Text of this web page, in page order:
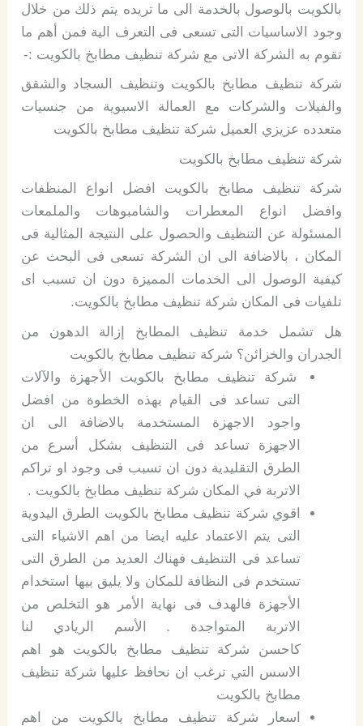
بالكويت بالوصول بالخدمة الى ما تريده يتم ذلك من خلال
وجود الاساسيات التى تسعى فى التعرف الية فمن أهم ما
تقوم به الشركة الاتى مع شركة تنظيف مطابخ بالكويت :-
شركة تنظيف مطابخ بالكويت وتنظيف السجاد والشقق
والفيلات والشركات مع العمالة الاسيوية من جنسيات
متعدده عزيزي العميل شركة تنظيف مطابخ بالكويت
شركة تنظيف مطابخ بالكويت
شركة تنظيف مطابخ بالكويت افضل انواع المنظفات
وافضل انواع المعطرات والشامبوهات والملمعات
المسئولة عن التنظيف والحصول على النتيجة المثالية فى
المكان ، بالاضافة الى ان الشركة تسعى فى البحث عن
كيفية الوصول الى الخدمات المميزة دون ان تسبب اى
تلفيات فى المكان شركة تنظيف مطابخ بالكويت.
هل تشمل خدمة تنظيف المطابخ إزالة الدهون من
الجدران والخزائن؟ شركة تنظيف مطابخ بالكويت
شركة تنظيف مطابخ بالكويت الأجهزة والآلات
التى تساعد فى القيام بهذه الخطوة من افضل
واجود الاجهزة المستخدمة بالاضافة الى ان
الاجهزة تساعد فى التنظيف بشكل أسرع من
الطرق التقليدية دون ان تسبب فى وجود او تراكم
الاتربة في المكان شركة تنظيف مطابخ بالكويت .
اقوي شركة تنظيف مطابخ بالكويت الطرق اليدوية
التى يتم الاعتماد عليه ايضا من اهم الاشياء التى
تساعد فى التنظيف فهناك العديد من الطرق التى
تستخدم فى النظافة للمكان ولا يليق بيها استخدام
الأجهزة فالهدف فى نهاية الأمر هو التخلص من
الاتربة المتواجدة . الأسم الريادي لنا
كاحسن شركة تنظيف مطابخ بالكويت هو اهم
الاسس التي نرغب ان نحافظ عليها شركة تنظيف
مطابخ بالكويت
اسعار شركة تنظيف مطابخ بالكويت من اهم